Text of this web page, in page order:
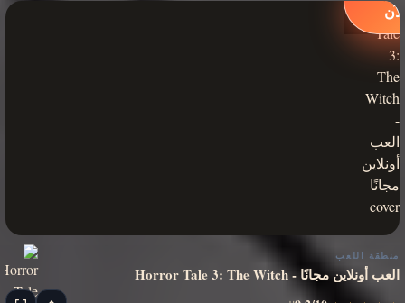
منطقة اللعب
Horror Tale 3: The Witch - العب أونلاين مجانًا